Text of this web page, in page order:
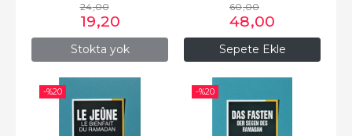
Stokta yok
24,00
19,20
Sepete Ekle
60,00
48,00
-%20 -%20